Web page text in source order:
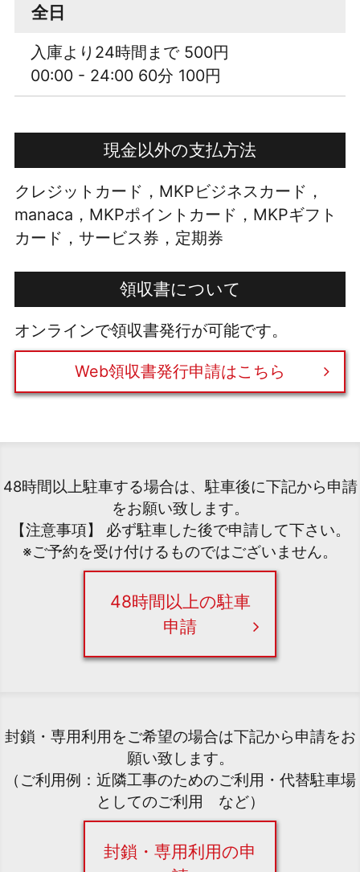
全日
入庫より24時間まで 500円
00:00 - 24:00 60分 100円
現金以外の支払方法
クレジットカード，MKPビジネスカード，
manaca，MKPポイントカード，MKPギフト
カード，サービス券，定期券
領収書について
オンラインで領収書発行が可能です。
Web領収書発行申請はこちら
48時間以上駐車する場合は、駐車後に下記から申請
をお願い致します。
【注意事項】 必ず駐車した後で申請して下さい。
※ご予約を受け付けるものではございません。
48時間以上の駐車
申請
封鎖・専用利用をご希望の場合は下記から申請をお
願い致します。
（ご利用例：近隣工事のためのご利用・代替駐車場
としてのご利用 など）
封鎖・専用利用の申